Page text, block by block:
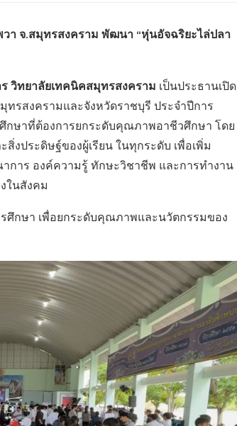
วา จ.สมุทรสงคราม พัฒนา“หุ่นอัจฉริยะไล่ปลา
วิทยาลัยเทคนิคสมุทรสงคราม เป็นประธานเปิด
รสงครามและจังหวัดราชบุรี ประจำปีการ
กษาที่ต้องการยกระดับคุณภาพอาชีวศึกษา โดย
งประดิษฐ์ของผู้เรียน ในทุกระดับ เพื่อเพิ่ม
การ องค์ความรู้ ทักษะวิชาชีพ และการทำงาน
ในสังคม
ศึกษา เพื่อยกระดับคุณภาพและนวัตกรรมของ